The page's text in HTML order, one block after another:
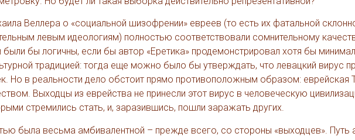
Веллера о «социальной шизофрении» евреев (то есть их фатальной
левым идеологиям) полностью соответствовали сомнительному
бы логичны, если бы автор «Еретика» продемонстрировал хотя бы
традицией: тогда еще можно было бы утверждать, что левацкий вирус
Но в реальности дело обстоит прямо противоположным образом: еврейская
Выходцы из еврейства не принесли этот вирус в человеческую
стремились стать, и, заразившись, пошли заражать других.
была весьма амбивалентной – прежде всего, со стороны «выходцев». Путь